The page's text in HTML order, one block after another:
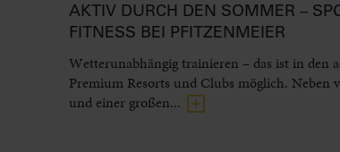
AKTIV DURCH DEN SOMMER –
FITNESS BEI PFITZENMEIER
Wetterunabhängig trainieren – das ist in den
Premium Resorts und Clubs möglich. Neben
und einer großen...